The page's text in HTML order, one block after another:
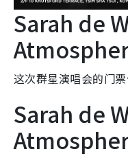
Sarah de
这次群星演唱会的门
Sarah de